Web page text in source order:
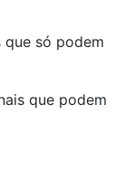
só podem
que podem